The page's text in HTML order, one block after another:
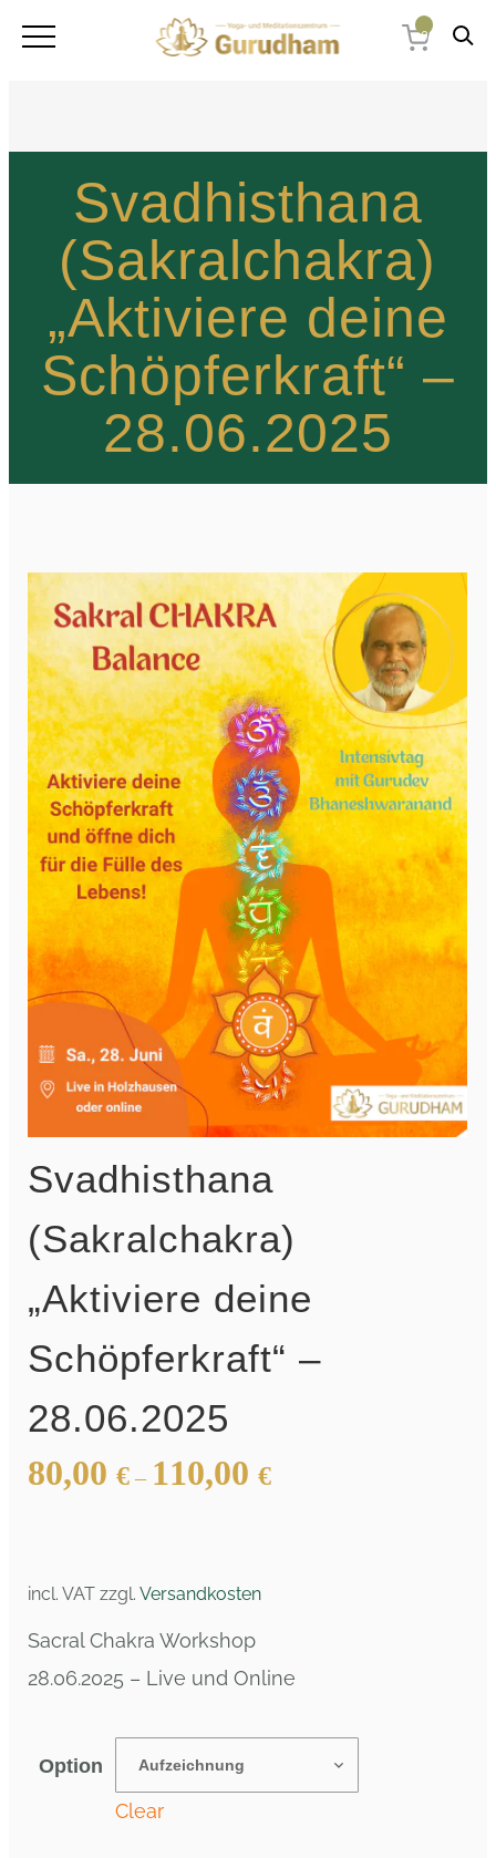
0
Svadhisthana
(Sakralchakra)
„Aktiviere deine
Schöpferkraft“ –
28.06.2025
Svadhisthana
(Sakralchakra)
„Aktiviere deine
Schöpferkraft“ –
28.06.2025
80,00€– 110,00€
incl. VAT zzgl.Versandkosten
Sacral Chakra Workshop
28.06.2025 – Live und Online
Option
Clear